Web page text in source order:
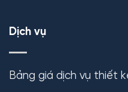
Dịch vụ
Bảng giá dịch vụ thiết